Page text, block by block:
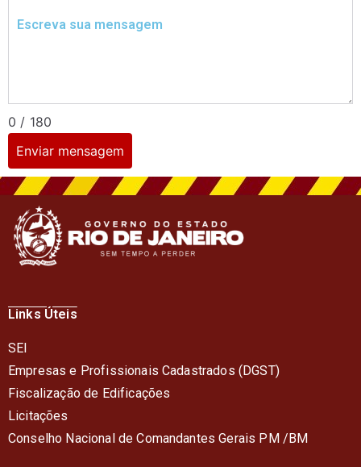
0 / 180
Enviar mensagem
Links Úteis
SEI
Empresas e Profissionais Cadastrados (DGST)
Fiscalização de Edificações
Licitações
Conselho Nacional de Comandantes Gerais PM /BM